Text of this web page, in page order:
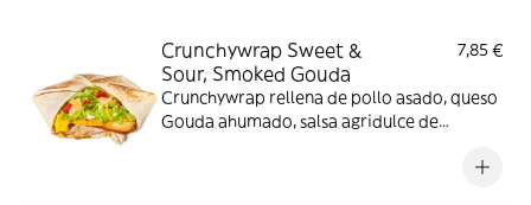
Crunchywrap Sweet &
Sour, Smoked Gouda
7,85 €
Crunchywrap rellena de pollo asado, queso
Gouda ahumado, salsa agridulce de